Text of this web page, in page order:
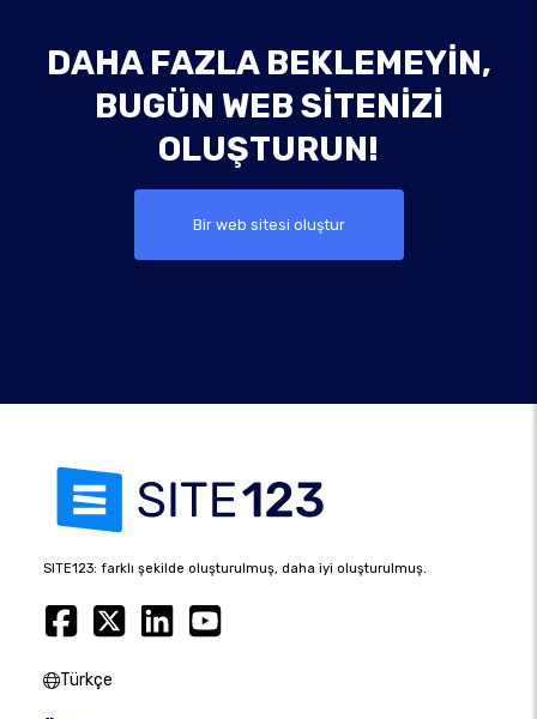
DAHA FAZLA BEKLEMEYIN,
BUGÜN WEB SITENIZI
OLUŞTURUN!
Bir web sitesi oluştur
SITE123: farklı şekilde oluşturulmuş, daha iyi oluşturulmuş.
Türkçe